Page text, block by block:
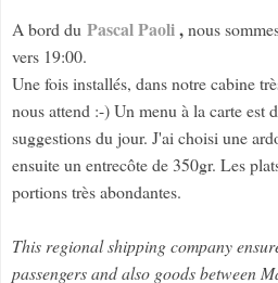
A bord du Pascal Paoli,nous
vers 19:00.
Une fois installés, dans notre cabine
nous attend :-) Un menu à la carte est
suggestions du jour. J'ai choisi une
ensuite un entrecôte de 350gr. Les
portions très abondantes.
This regional shipping company
passengers and also goods between